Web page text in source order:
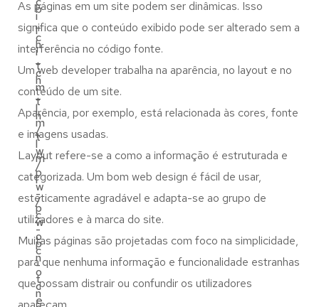
_
h
t
m
l
/
w
p
-
c
o
n
t
e
i
c
_
h
t
m
l
/
w
p
-
c
o
n
b
l
i
c
_
h
t
m
l
/
w
p
-
c
As páginas em um site podem ser dinâmicas. Isso
significa que o conteúdo exibido pode ser alterado sem a
interferência no código fonte.
Um web developer trabalha na aparência, no layout e no
conteúdo de um site.
Aparência, por exemplo, está relacionada às cores, fonte
e imagens usadas.
Layout refere-se a como a informação é estruturada e
categorizada. Um bom web design é fácil de usar,
esteticamente agradável e adapta-se ao grupo de
utilizadores e à marca do site.
Muitas páginas são projetadas com foco na simplicidade,
para que nenhuma informação e funcionalidade estranhas
que possam distrair ou confundir os utilizadores